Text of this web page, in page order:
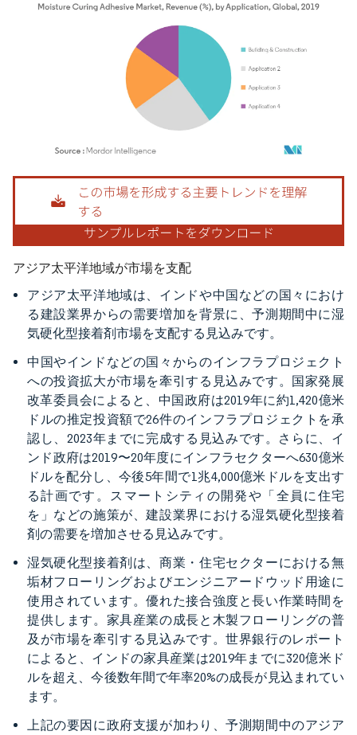
画像 © Mordor Intelligence。再利用にはCC BY 4.0の表示が必要です。
アジア太平洋地域が市場を支配
アジア太平洋地域は、インドや中国などの国々におけ
る建設業界からの需要増加を背景に、予測期間中に湿
気硬化型接着剤市場を支配する見込みです。
中国やインドなどの国々からのインフラプロジェクト
への投資拡大が市場を牽引する見込みです。国家発展
改革委員会によると、中国政府は2019年に約1,420億米
ドルの推定投資額で26件のインフラプロジェクトを承
認し、2023年までに完成する見込みです。さらに、イ
ンド政府は2019〜20年度にインフラセクターへ630億米
ドルを配分し、今後5年間で1兆4,000億米ドルを支出す
る計画です。スマートシティの開発や「全員に住宅
を」などの施策が、建設業界における湿気硬化型接着
剤の需要を増加させる見込みです。
湿気硬化型接着剤は、商業・住宅セクターにおける無
垢材フローリングおよびエンジニアードウッド用途に
使用されています。優れた接合強度と長い作業時間を
提供します。家具産業の成長と木製フローリングの普
及が市場を牽引する見込みです。世界銀行のレポート
によると、インドの家具産業は2019年までに320億米ド
ルを超え、今後数年間で年率20%の成長が見込まれてい
ます。
上記の要因に政府支援が加わり、予測期間中のアジア